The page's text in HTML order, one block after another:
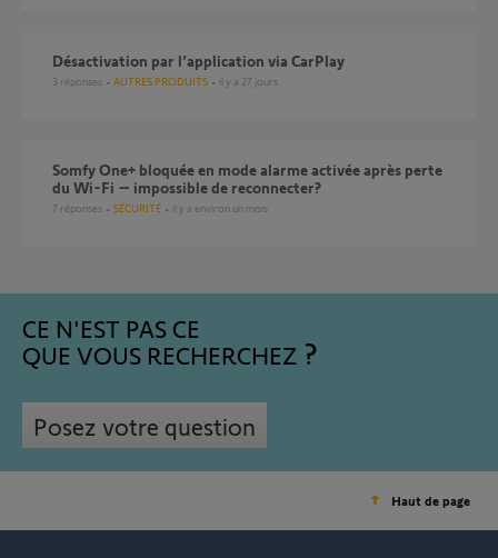
Désactivation par l’application via CarPlay
3 réponses AUTRES PRODUITS il y a 27 jours
Somfy One+ bloquée en mode alarme activée après perte
du Wi-Fi – impossible de reconnecter?
7 réponses SÉCURITÉ il y a environ un mois
CE N'EST PAS CE
QUE VOUS RECHERCHEZ
Posez votre question
Haut de page